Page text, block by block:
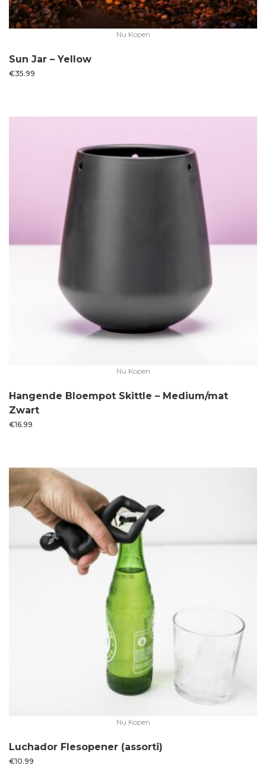
Nu Kopen
Sun Jar – Yellow
€35.99
Nu Kopen
Hangende Bloempot Skittle – Medium/mat
Zwart
€16.99
Nu Kopen
Luchador Flesopener (assorti)
€10.99